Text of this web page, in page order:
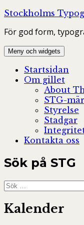
Hoppa
innehåll
Stockholms
För god form,
Meny och widgets
Startsidan
Om gillet
About
STG-
Styrelse
Stadgar
Kontakta oss
Sök på STG
Sök
efter:
Kalender